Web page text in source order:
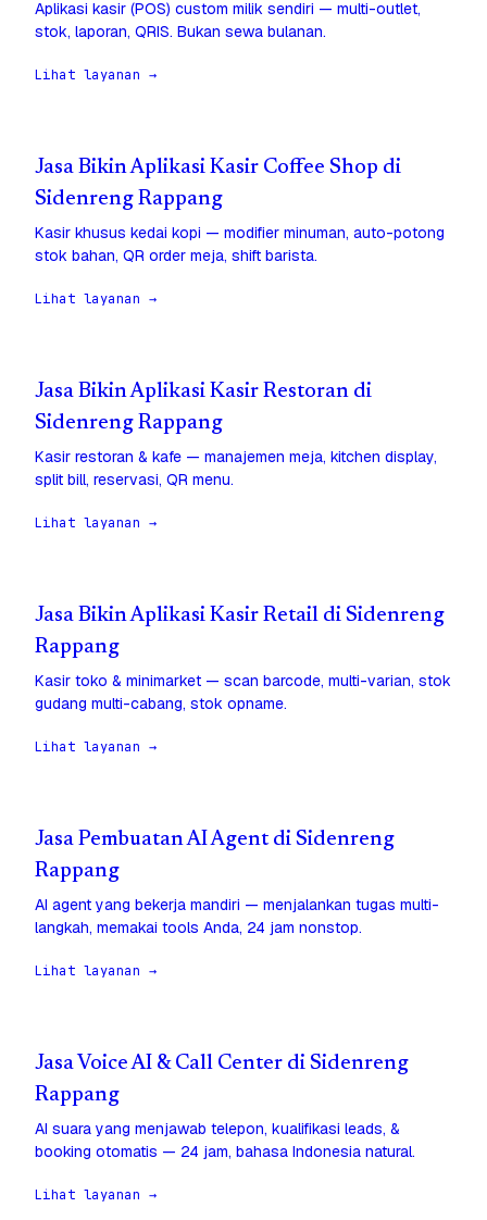
Aplikasi kasir (POS) custom milik sendiri — multi-outlet,
stok, laporan, QRIS. Bukan sewa bulanan.
Lihat layanan →
Jasa Bikin Aplikasi Kasir Coffee Shop di
Sidenreng Rappang
Kasir khusus kedai kopi — modifier minuman, auto-potong
stok bahan, QR order meja, shift barista.
Lihat layanan →
Jasa Bikin Aplikasi Kasir Restoran di
Sidenreng Rappang
Kasir restoran & kafe — manajemen meja, kitchen display,
split bill, reservasi, QR menu.
Lihat layanan →
Jasa Bikin Aplikasi Kasir Retail di Sidenreng
Rappang
Kasir toko & minimarket — scan barcode, multi-varian, stok
gudang multi-cabang, stok opname.
Lihat layanan →
Jasa Pembuatan AI Agent di Sidenreng
Rappang
AI agent yang bekerja mandiri — menjalankan tugas multi-
langkah, memakai tools Anda, 24 jam nonstop.
Lihat layanan →
Jasa Voice AI & Call Center di Sidenreng
Rappang
AI suara yang menjawab telepon, kualifikasi leads, &
booking otomatis — 24 jam, bahasa Indonesia natural.
Lihat layanan →